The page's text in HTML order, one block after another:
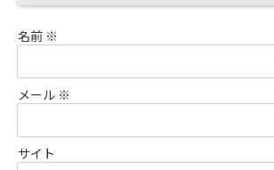
名前 ※
メール ※
サイト